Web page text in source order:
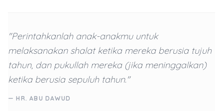
"Perintahkanlah anak-anakmu untuk
melaksanakan shalat ketika mereka berusia tujuh
tahun, dan pukullah mereka (jika meninggalkan)
ketika berusia sepuluh tahun."
— HR. ABU DAWUD